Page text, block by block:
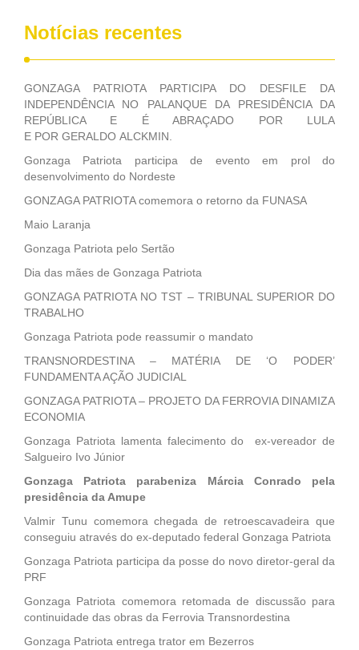
Notícias recentes
GONZAGA PATRIOTA PARTICIPA DO DESFILE DA
INDEPENDÊNCIA NO PALANQUE DA PRESIDÊNCIA DA
REPÚBLICA E É ABRAÇADO POR LULA
E POR GERALDO ALCKMIN.
Gonzaga Patriota participa de evento em prol do
desenvolvimento do Nordeste
GONZAGA PATRIOTA comemora o retorno da FUNASA
Maio Laranja
Gonzaga Patriota pelo Sertão
Dia das mães de Gonzaga Patriota
GONZAGA PATRIOTA NO TST – TRIBUNAL SUPERIOR DO
TRABALHO
Gonzaga Patriota pode reassumir o mandato
TRANSNORDESTINA – MATÉRIA DE ‘O PODER’
FUNDAMENTA AÇÃO JUDICIAL
GONZAGA PATRIOTA – PROJETO DA FERROVIA DINAMIZA
ECONOMIA
Gonzaga Patriota lamenta falecimento do ex-vereador de
Salgueiro Ivo Júnior
Gonzaga Patriota parabeniza Márcia Conrado pela
presidência da Amupe
Valmir Tunu comemora chegada de retroescavadeira que
conseguiu através do ex-deputado federal Gonzaga Patriota
Gonzaga Patriota participa da posse do novo diretor-geral da
PRF
Gonzaga Patriota comemora retomada de discussão para
continuidade das obras da Ferrovia Transnordestina
Gonzaga Patriota entrega trator em Bezerros